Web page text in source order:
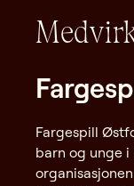
Fargespill
barn og unge